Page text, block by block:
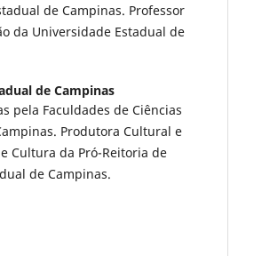
de Campinas. Professor
da Universidade Estadual de
de Campinas
pela Faculdades de Ciências
Produtora Cultural e
Cultura da Pró-Reitoria de
de Campinas.